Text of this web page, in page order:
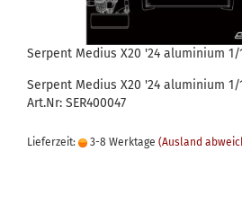
Serpent Medius X20 '24 aluminium 1/
Serpent Medius X20 '24 aluminium 1/
Art.Nr: SER400047
Lieferzeit: 3-8 Werktage (Ausland